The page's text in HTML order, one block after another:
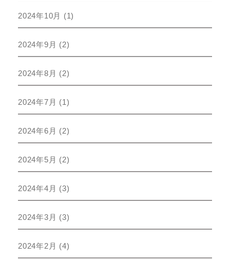
2024年10月 (1)
2024年9月 (2)
2024年8月 (2)
2024年7月 (1)
2024年6月 (2)
2024年5月 (2)
2024年4月 (3)
2024年3月 (3)
2024年2月 (4)